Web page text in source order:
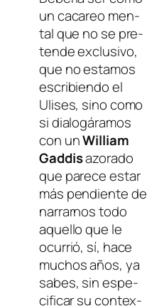
un ca­careo men­
tal que no se pre­
ten­de ex­clu­si­vo,
que no es­ta­mos
es­cri­bien­do el
Ulises, sino co­mo
si dia­lo­gá­ra­mos
con unWilliam
Gaddisazo­ra­do
que pa­re­ce es­tar
más pen­dien­te de
na­rrar­nos to­do
aque­llo que le
ocu­rrió, sí, ha­ce
mu­chos años, ya
sa­bes, sin es­pe­
ci­fi­car su con­tex­